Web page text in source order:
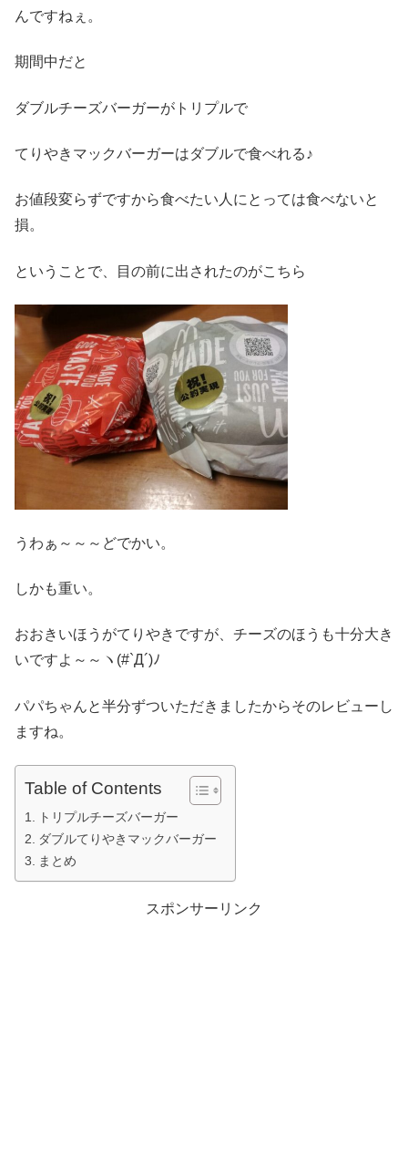
んですねぇ。
期間中だと
ダブルチーズバーガーがトリプルで
てりやきマックバーガーはダブルで食べれる♪
お値段変らずですから食べたい人にとっては食べないと
損。
ということで、目の前に出されたのがこちら
うわぁ～～～どでかい。
しかも重い。
おおきいほうがてりやきですが、チーズのほうも十分大き
いですよ～～ヽ(#`Д´)ﾉ
パパちゃんと半分ずついただきましたからそのレビューし
ますね。
Table of Contents
トリプルチーズバーガー
ダブルてりやきマックバーガー
まとめ
スポンサーリンク